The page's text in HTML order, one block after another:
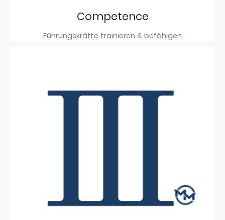
Competence
Führungskräfte trainieren & befähigen